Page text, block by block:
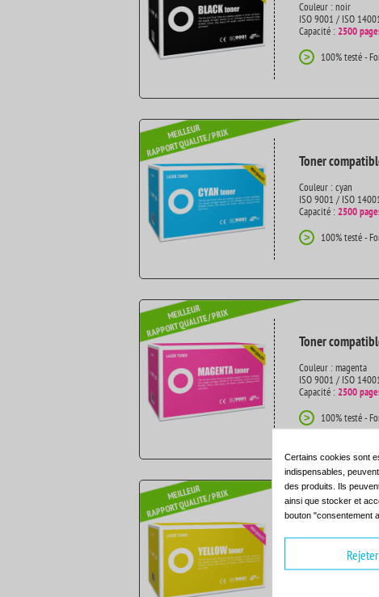
Couleur : noir
ISO 9001 / ISO
Capacité :2500
> 100% testé -
Toner
Couleur : cyan
ISO 9001 / ISO
Capacité :2500
> 100% testé -
Toner
Couleur : magenta
ISO 9001 / ISO
Capacité :2500
> 100% testé -
Toner
Couleur : jaune
ISO 9001 / ISO 14001
Capacité :2500
Certains cookies sont
indispensables,
des produits. Ils
ainsi que stocker et
bouton "consentement
Rejeter